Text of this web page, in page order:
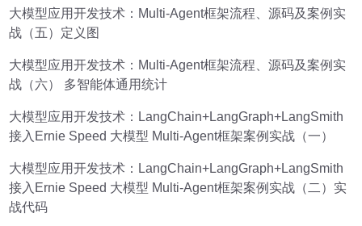
大模型应用开发技术：Multi-Agent框架流程、源码及案例实
战（五）定义图
大模型应用开发技术：Multi-Agent框架流程、源码及案例实
战（六） 多智能体通用统计
大模型应用开发技术：LangChain+LangGraph+LangSmith
接入Ernie Speed 大模型 Multi-Agent框架案例实战（一）
大模型应用开发技术：LangChain+LangGraph+LangSmith
接入Ernie Speed 大模型 Multi-Agent框架案例实战（二）实
战代码